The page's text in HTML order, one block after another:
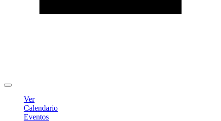
Ver
Calendario
Eventos